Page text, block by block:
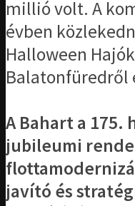
millió volt. A
évben
Halloween
Balatonfüredről
A Bahart a 175.
jubileumi
javító és